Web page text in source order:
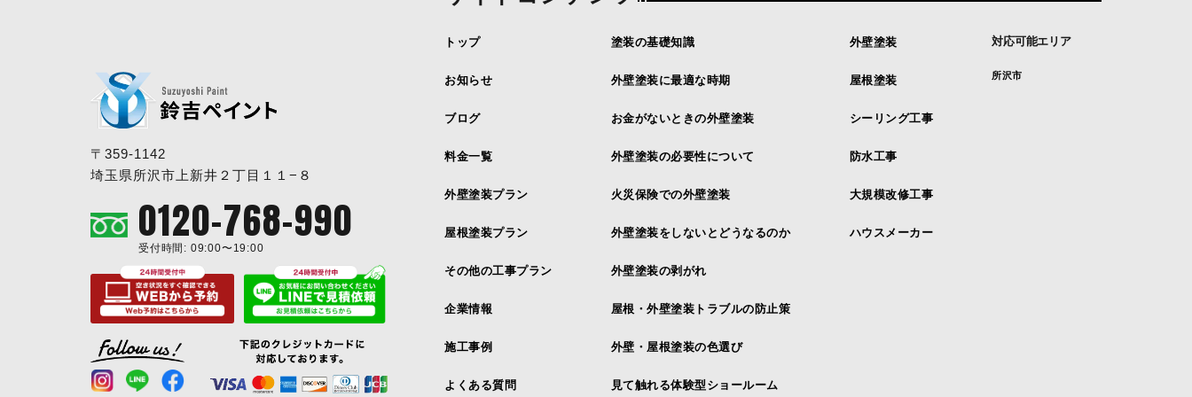
〒359-1142
埼玉県所沢市上新井２丁目１１−８
0120-768-990
受付時間: 09:00〜19:00
トップ
お知らせ
ブログ
料金一覧
外壁塗装プラン
屋根塗装プラン
その他の工事プラン
企業情報
施工事例
よくある質問
塗装の基礎知識
外壁塗装に最適な時期
お金がないときの外壁塗装
外壁塗装の必要性について
火災保険での外壁塗装
外壁塗装をしないとどうなるのか
外壁塗装の剥がれ
屋根・外壁塗装トラブルの防止策
外壁・屋根塗装の色選び
見て触れる体験型ショールーム
外壁塗装
屋根塗装
シーリング工事
防水工事
大規模改修工事
ハウスメーカー
対応可能エリア
所沢市